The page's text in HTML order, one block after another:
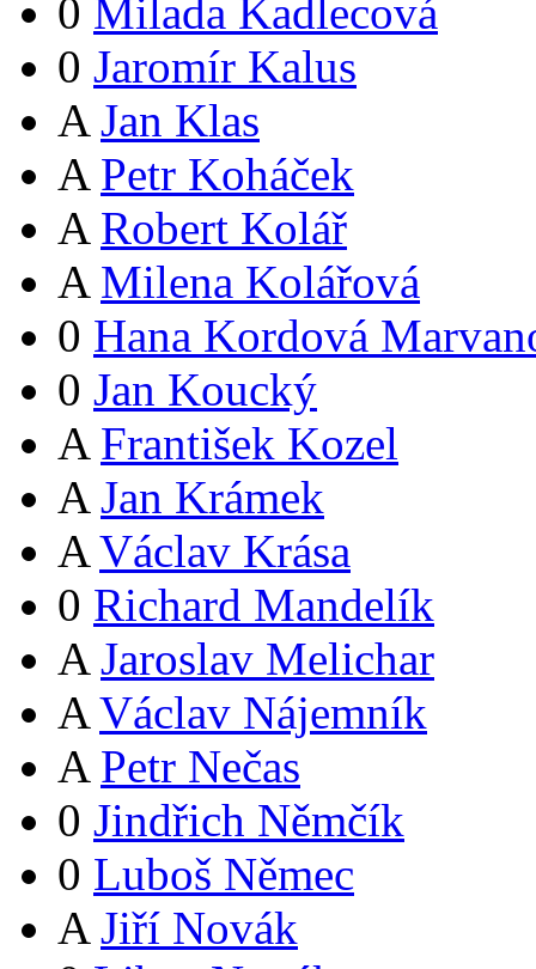
0 Milada Kadlecová
0 Jaromír Kalus
A Jan Klas
A Petr Koháček
A Robert Kolář
A Milena Kolářová
0 Hana Kordová
0 Jan Koucký
A František Kozel
A Jan Krámek
A Václav Krása
0 Richard Mandelík
A Jaroslav Melichar
A Václav Nájemník
A Petr Nečas
0 Jindřich Němčík
0 Luboš Němec
A Jiří Novák